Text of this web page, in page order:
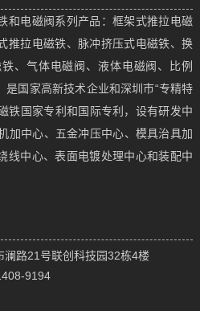
和电磁阀系列产品：框架式推拉电磁
推拉电磁铁、脉冲挤压式电磁铁、换
、气体电磁阀、液体电磁阀、比例
是国家高新技术企业和深圳市“专精特
铁国家专利和国际专利，设有研发中
加中心、五金冲压中心、模具治具加
线中心、表面电镀处理中心和装配中
路21号联创科技园32栋4楼
9194